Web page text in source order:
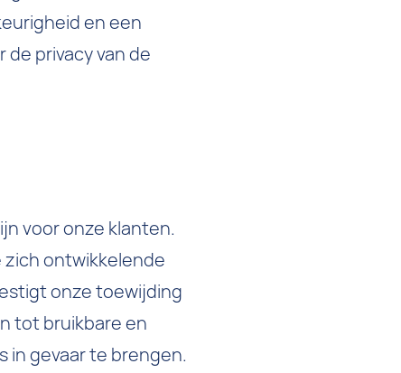
en een
privacy van de
voor onze klanten.
zich ontwikkelende
onze toewijding
tot bruikbare en
in gevaar te brengen.